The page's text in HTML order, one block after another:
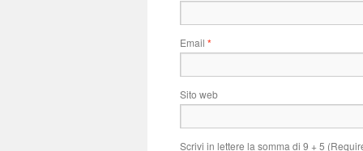
Email *
Sito web
Scrivi in lettere la somma di 9 + 5